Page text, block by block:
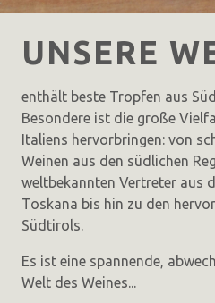
UNSERE
enthält beste Tropfen aus
Besondere ist die große
Italiens hervorbringen: von
Weinen aus den südlichen
weltbekannten Vertreter aus
Toskana bis hin zu den
Südtirols.
Es ist eine spannende,
Welt des Weines...